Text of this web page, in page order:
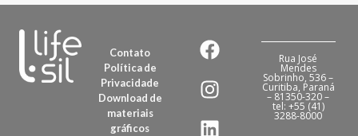
Contato
Política de
Privacidade
Download de
materiais
gráficos
Rua José
Mendes
Sobrinho, 536 –
Curitiba, Paraná
– 81350-320 –
tel: +55 (41)
3288-8000